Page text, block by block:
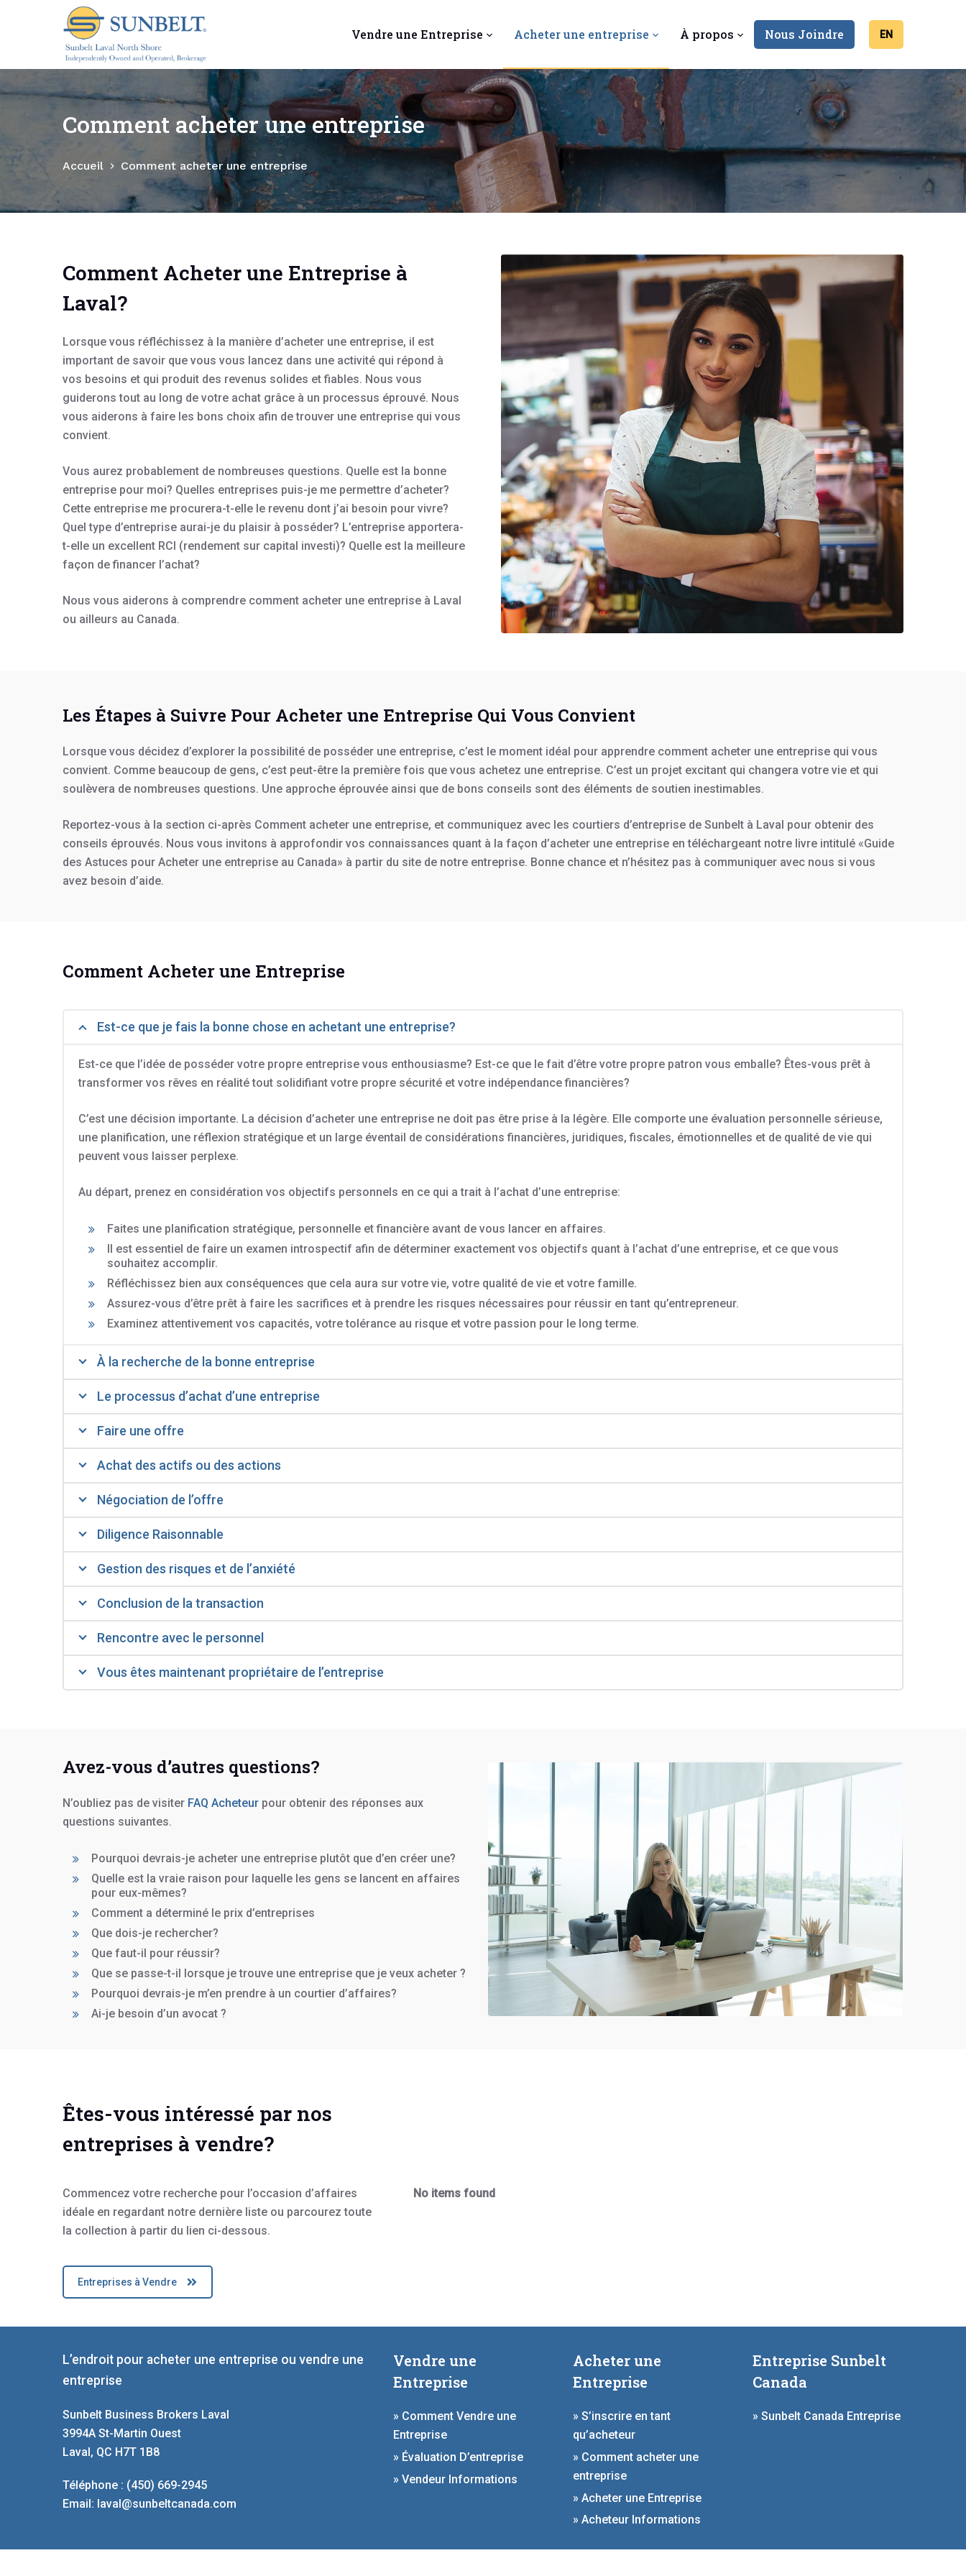
s
e
c
n
Vendre une Entreprise Acheter une entreprise À propos Nous Joindre EN
Comment acheter une entreprise
Accueil Comment acheter une entreprise
Comment Acheter une Entreprise à
Laval?
Lorsque vous réfléchissez à la manière d’acheter une entreprise, il est
important de savoir que vous vous lancez dans une activité qui répond à
vos besoins et qui produit des revenus solides et fiables. Nous vous
guiderons tout au long de votre achat grâce à un processus éprouvé. Nous
vous aiderons à faire les bons choix afin de trouver une entreprise qui vous
convient.
Vous aurez probablement de nombreuses questions. Quelle est la bonne
entreprise pour moi? Quelles entreprises puis-je me permettre d’acheter?
Cette entreprise me procurera-t-elle le revenu dont j’ai besoin pour vivre?
Quel type d’entreprise aurai-je du plaisir à posséder? L’entreprise apportera-
t-elle un excellent RCI (rendement sur capital investi)? Quelle est la meilleure
façon de financer l’achat?
Nous vous aiderons à comprendre comment acheter une entreprise à Laval
ou ailleurs au Canada.
Les Étapes à Suivre Pour Acheter une Entreprise Qui Vous Convient
Lorsque vous décidez d’explorer la possibilité de posséder une entreprise, c’est le moment idéal pour apprendre comment acheter une entreprise qui vous
convient. Comme beaucoup de gens, c’est peut-être la première fois que vous achetez une entreprise. C’est un projet excitant qui changera votre vie et qui
soulèvera de nombreuses questions. Une approche éprouvée ainsi que de bons conseils sont des éléments de soutien inestimables.
Reportez-vous à la section ci-après Comment acheter une entreprise, et communiquez avec les courtiers d’entreprise de Sunbelt à Laval pour obtenir des
conseils éprouvés. Nous vous invitons à approfondir vos connaissances quant à la façon d’acheter une entreprise en téléchargeant notre livre intitulé «Guide
des Astuces pour Acheter une entreprise au Canada» à partir du site de notre entreprise. Bonne chance et n’hésitez pas à communiquer avec nous si vous
avez besoin d’aide.
Comment Acheter une Entreprise
Est-ce que je fais la bonne chose en achetant une entreprise?
Est-ce que l’idée de posséder votre propre entreprise vous enthousiasme? Est-ce que le fait d’être votre propre patron vous emballe? Êtes-vous prêt à
transformer vos rêves en réalité tout solidifiant votre propre sécurité et votre indépendance financières?
C’est une décision importante. La décision d’acheter une entreprise ne doit pas être prise à la légère. Elle comporte une évaluation personnelle sérieuse,
une planification, une réflexion stratégique et un large éventail de considérations financières, juridiques, fiscales, émotionnelles et de qualité de vie qui
peuvent vous laisser perplexe.
Au départ, prenez en considération vos objectifs personnels en ce qui a trait à l’achat d’une entreprise:
Faites une planification stratégique, personnelle et financière avant de vous lancer en affaires.
Il est essentiel de faire un examen introspectif afin de déterminer exactement vos objectifs quant à l’achat d’une entreprise, et ce que vous
souhaitez accomplir.
Réfléchissez bien aux conséquences que cela aura sur votre vie, votre qualité de vie et votre famille.
Assurez-vous d’être prêt à faire les sacrifices et à prendre les risques nécessaires pour réussir en tant qu’entrepreneur.
Examinez attentivement vos capacités, votre tolérance au risque et votre passion pour le long terme.
À la recherche de la bonne entreprise
Le processus d’achat d’une entreprise
Faire une offre
Achat des actifs ou des actions
Négociation de l’offre
Diligence Raisonnable
Gestion des risques et de l’anxiété
Conclusion de la transaction
Rencontre avec le personnel
Vous êtes maintenant propriétaire de l’entreprise
Avez-vous d’autres questions?
N’oubliez pas de visiter FAQ Acheteur pour obtenir des réponses aux
questions suivantes.
Pourquoi devrais-je acheter une entreprise plutôt que d’en créer une?
Quelle est la vraie raison pour laquelle les gens se lancent en affaires
pour eux-mêmes?
Comment a déterminé le prix d’entreprises
Que dois-je rechercher?
Que faut-il pour réussir?
Que se passe-t-il lorsque je trouve une entreprise que je veux acheter ?
Pourquoi devrais-je m’en prendre à un courtier d’affaires?
Ai-je besoin d’un avocat ?
Êtes-vous intéressé par nos
entreprises à vendre?
Commencez votre recherche pour l’occasion d’affaires
idéale en regardant notre dernière liste ou parcourez toute
la collection à partir du lien ci-dessous.
Entreprises à Vendre
No items found
L’endroit pour acheter une entreprise ou vendre une
entreprise
Sunbelt Business Brokers Laval
3994A St-Martin Ouest
Laval, QC H7T 1B8
Téléphone : (450) 669-2945
Email: laval@sunbeltcanada.com
Vendre une
Entreprise
» Comment Vendre une
Entreprise
» Évaluation D’entreprise
» Vendeur Informations
Acheter une
Entreprise
» S’inscrire en tant
qu’acheteur
» Comment acheter une
entreprise
» Acheter une Entreprise
» Acheteur Informations
Entreprise Sunbelt
Canada
» Sunbelt Canada Entreprise